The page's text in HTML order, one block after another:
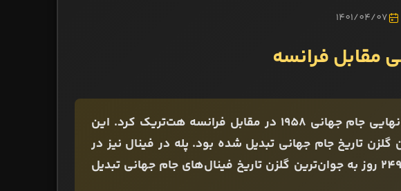
1401/04/07
زمانی که پله 17 سال و 244 روز داشت در نیمه‌نهایی جام جهانی 1958 در مقابل فرانسه هت‌تریک کرد. این
گلزن تاریخ جام جهانی تبدیل شده بود. پله در فینال نیز در
مقابل سوئد دو گل به ثمر رساند و با 17 سال و 249 روز به جوان‌ترین گلزن تاریخ فینال‌های جام جهانی تبدیل